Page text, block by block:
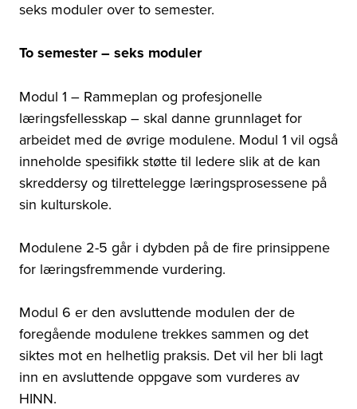
seks moduler over to semester.
To semester – seks moduler
Modul 1 – Rammeplan og profesjonelle
læringsfellesskap – skal danne grunnlaget for
arbeidet med de øvrige modulene. Modul 1 vil også
inneholde spesifikk støtte til ledere slik at de kan
skreddersy og tilrettelegge læringsprosessene på
sin kulturskole.
Modulene 2-5 går i dybden på de fire prinsippene
for læringsfremmende vurdering.
Modul 6 er den avsluttende modulen der de
foregående modulene trekkes sammen og det
siktes mot en helhetlig praksis. Det vil her bli lagt
inn en avsluttende oppgave som vurderes av
HINN.